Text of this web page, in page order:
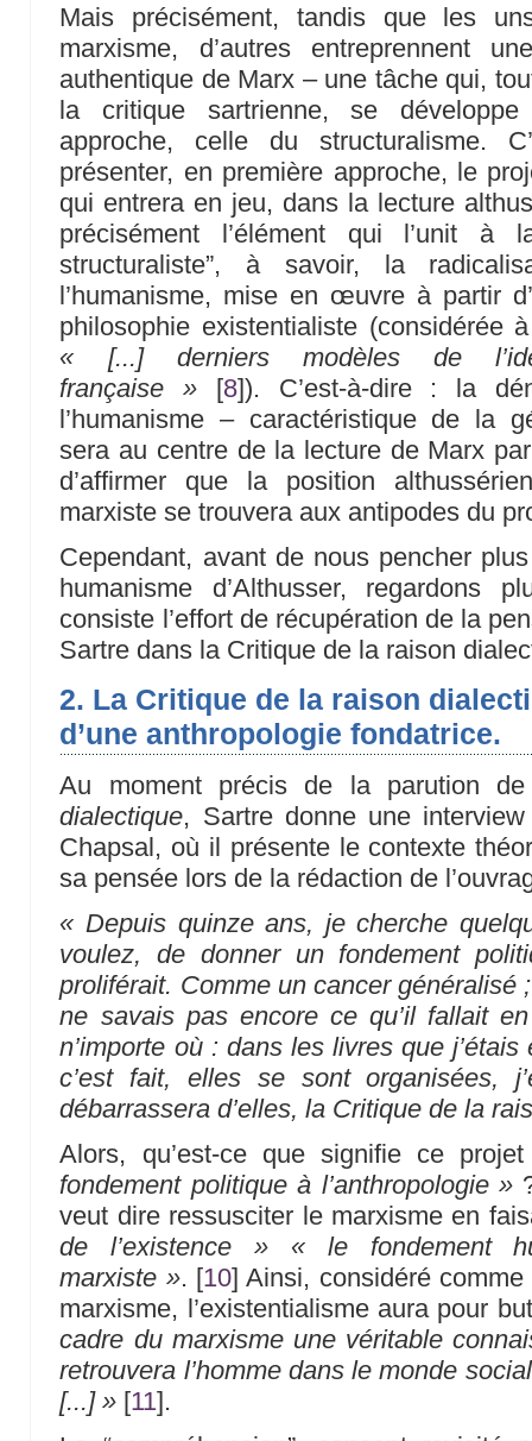
Mais précisément, tandis que les
marxisme, d’autres entreprennent
authentique de Marx – une tâche qui,
la critique sartrienne, se
approche, celle du structuralisme.
présenter, en première approche, le
qui entrera en jeu, dans la lecture
précisément l’élément qui l’unit à
structuraliste”, à savoir, la
l’humanisme, mise en œuvre à partir
philosophie existentialiste (considérée
« [...] derniers modèles de
française » [8]). C’est-à-dire : la
l’humanisme – caractéristique de la
sera au centre de la lecture de Marx
d’affirmer que la position
marxiste se trouvera aux antipodes du
Cependant, avant de nous pencher
humanisme d’Althusser, regardons
consiste l’effort de récupération de la
Sartre dans la Critique de la raison
2. La Critique de la raison
d’une anthropologie fondatrice.
Au moment précis de la parution
dialectique, Sartre donne une
Chapsal, où il présente le contexte
sa pensée lors de la rédaction de
« Depuis quinze ans, je cherche
voulez, de donner un fondement
proliférait. Comme un cancer généralisé
ne savais pas encore ce qu’il fallait
n’importe où : dans les livres que j’étais
c’est fait, elles se sont organisées,
débarrassera d’elles, la Critique de la
Alors, qu’est-ce que signifie ce
fondement politique à l’anthropologie »
veut dire ressusciter le marxisme en
de l’existence »
« le fondement
marxiste ». [10] Ainsi, considéré
marxisme, l’existentialisme aura pour
cadre du marxisme une véritable
retrouvera l’homme dans le monde
[...] » [11].